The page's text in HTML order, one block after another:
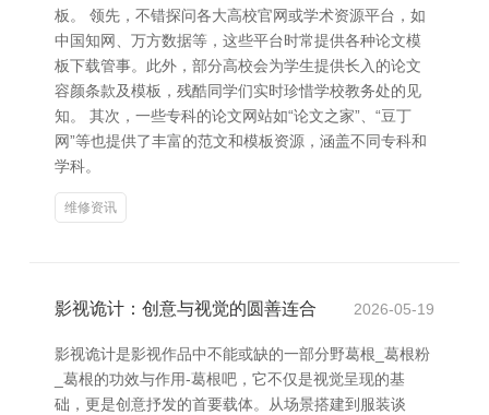
板。 领先，不错探问各大高校官网或学术资源平台，如
中国知网、万方数据等，这些平台时常提供各种论文模
板下载管事。此外，部分高校会为学生提供长入的论文
容颜条款及模板，残酷同学们实时珍惜学校教务处的见
知。 其次，一些专科的论文网站如“论文之家”、“豆丁
网”等也提供了丰富的范文和模板资源，涵盖不同专科和
学科。
维修资讯
影视诡计：创意与视觉的圆善连合 2026-05-19
影视诡计是影视作品中不能或缺的一部分野葛根_葛根粉
_葛根的功效与作用-葛根吧，它不仅是视觉呈现的基
础，更是创意抒发的首要载体。从场景搭建到服装谈